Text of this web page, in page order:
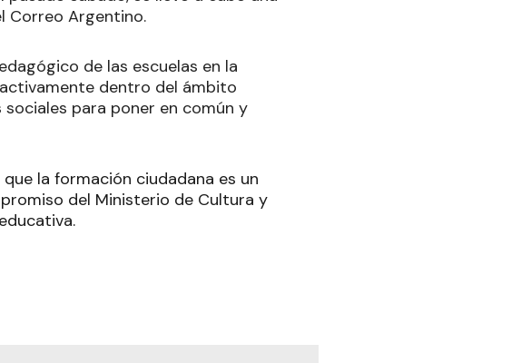
Correo Argentino.
de las escuelas en la
dentro del ámbito
para poner en común y
la formación ciudadana es un
del Ministerio de Cultura y